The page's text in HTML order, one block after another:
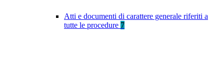
Atti e documenti di carattere generale riferiti a
tutte le procedure 7